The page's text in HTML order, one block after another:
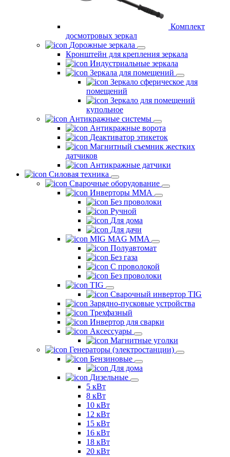
Комплект
досмотровых зеркал
Дорожные зеркала
Кронштейн для крепления зеркала
Индустриальные зеркала
Зеркала для помещений
Зеркало сферическое для
помещений
Зеркало для помещений
купольное
Антикражные системы
Антикражные ворота
Деактиватор этикеток
Магнитный съемник жестких
датчиков
Антикражные датчики
Силовая техника
Сварочные оборудование
Инверторы ММА
Без проволоки
Ручной
Для дома
Для дачи
MIG MAG MMA
Полуавтомат
Без газа
С проволокой
Без проволоки
TIG
Сварочный инвертор TIG
Зарядно-пусковые устройства
Трехфазный
Инвертор для сварки
Аксессуары
Магнитные уголки
Генераторы (электростанции)
Бензиновые
Для дома
Дизельные
5 кВт
8 кВт
10 кВт
12 кВт
15 кВт
16 кВт
18 кВт
20 кВт